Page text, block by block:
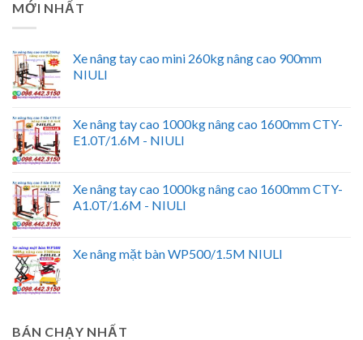
MỚI NHẤT
Xe nâng tay cao mini 260kg nâng cao 900mm
NIULI
Xe nâng tay cao 1000kg nâng cao 1600mm CTY-
E1.0T/1.6M - NIULI
Xe nâng tay cao 1000kg nâng cao 1600mm CTY-
A1.0T/1.6M - NIULI
Xe nâng mặt bàn WP500/1.5M NIULI
BÁN CHẠY NHẤT